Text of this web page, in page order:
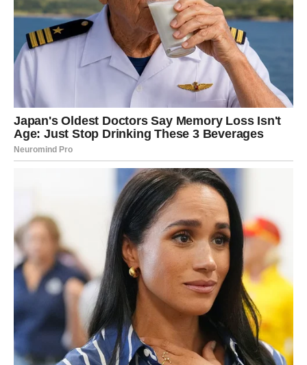
Vage ulaze u veoma romantičan i sudbinski period.
Ako ste slobodni, moguće je poznanstvo koje djeluje kao
ostvarenje svega o čemu ste maštali.
Ljubav vam vraća osmijeh
Pred vama su trenuci koje ćete dugo pamtiti.
ŠKORPIJA